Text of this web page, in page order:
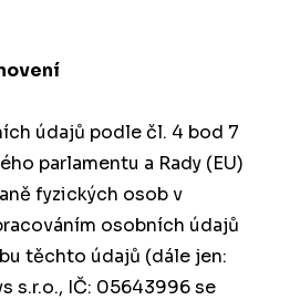
údajů podle čl. 4 bod 7
parlamentu a Rady (EU)
fyzických osob v
osobních údajů
těchto údajů (dále jen:
s.r.o., IČ: 05643996 se